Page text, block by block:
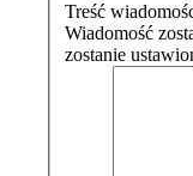
Treść
Wiadomość
zostanie